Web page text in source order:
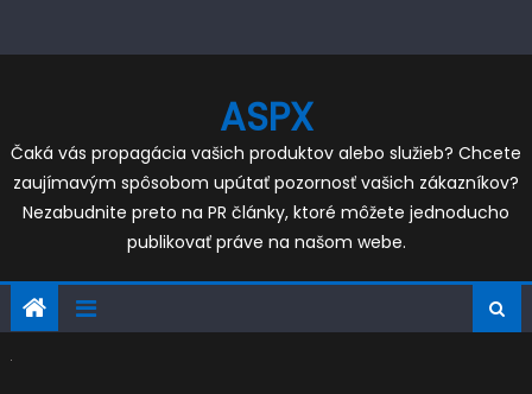
ASPX
Čaká vás propagácia vašich produktov alebo služieb? Chcete
zaujímavým spôsobom upútať pozornosť vašich zákazníkov?
Nezabudnite preto na PR články, ktoré môžete jednoducho
publikovať práve na našom webe.